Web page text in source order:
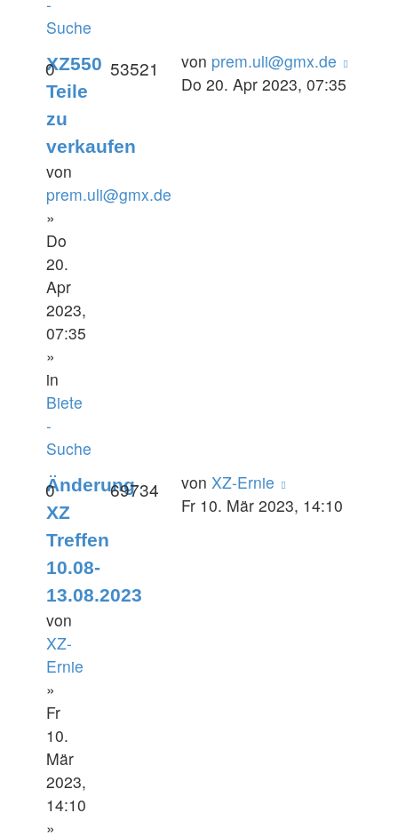
Suche
XZ550
Teile
zu
verkaufen
von
prem.uli@gmx.de
»
Do
20.
Apr
2023,
07:35
»
in
Biete
-
Suche
0 53521 von prem.uli@gmx.de
Do 20. Apr 2023, 07:35
Änderung
XZ
Treffen
10.08-
13.08.2023
von
XZ-
Ernie
»
Fr
10.
Mär
2023,
14:10
»
0 69734 von XZ-Ernie
Fr 10. Mär 2023, 14:10